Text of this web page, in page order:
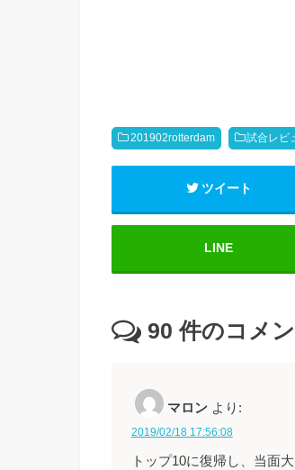
201902rotterdam 試合レビ
ツイート
LINE
90 件のコメ
マロン より:
2019/02/18 17:56:08
トップ10に復帰し、当面